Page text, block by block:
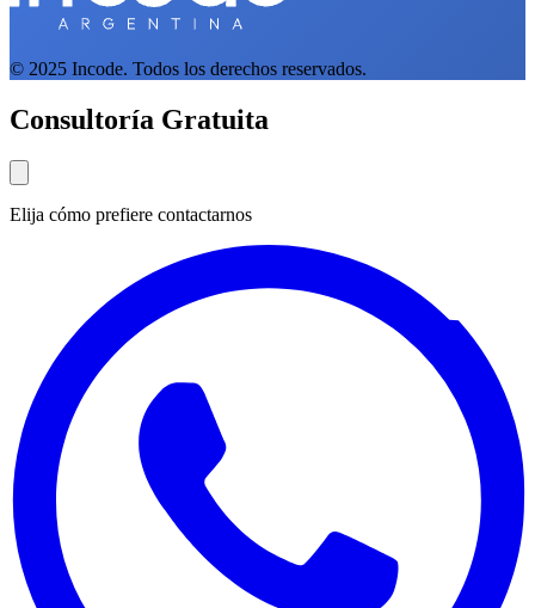
© 2025 Incode. Todos los derechos reservados.
Consultoría Gratuita
Elija cómo prefiere contactarnos